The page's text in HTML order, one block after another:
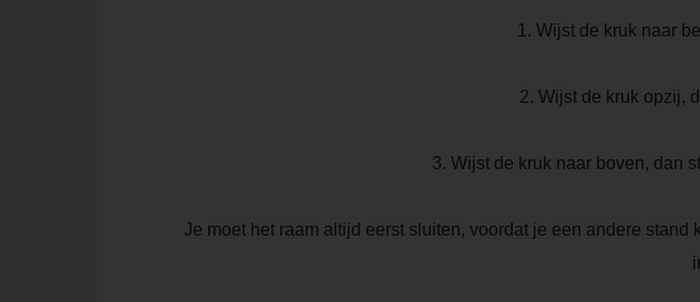
1. Wijst de kruk naar
2. Wijst de kruk opzij,
3. Wijst de kruk naar boven, dan
Je moet het raam altijd eerst sluiten, voordat je een andere